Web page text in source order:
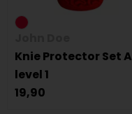
Knie Protector Set A
level 1
19,90